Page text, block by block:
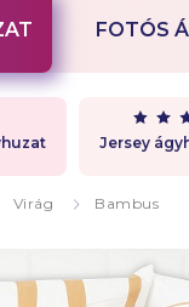
Jersey
FOTÓS
Virág Bambus